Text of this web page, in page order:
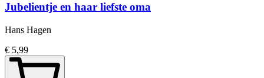
Jubelientje en haar liefste oma
Hans Hagen
€ 5,99